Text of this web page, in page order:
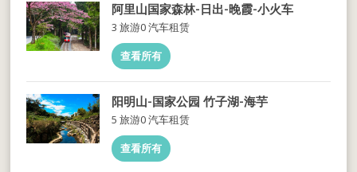
阿里山国家森林-日出-晚霞-小火车
3 旅游0 汽车租赁
查看所有
阳明山-国家公园 竹子湖-海芋
5 旅游0 汽车租赁
查看所有